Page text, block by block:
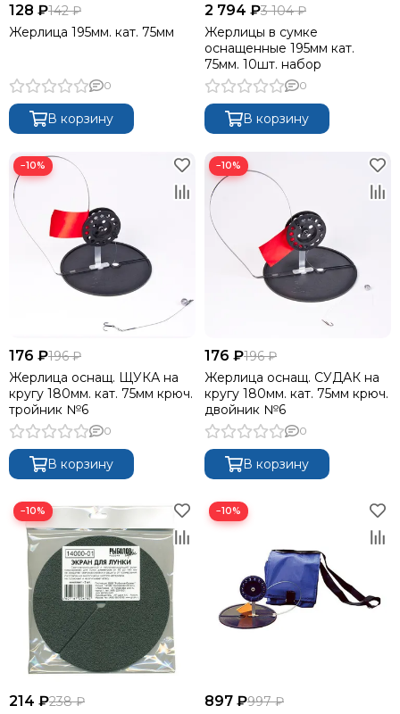
128 ₽142 ₽
Жерлица 195мм. кат. 75мм
0
В корзину
2 794 ₽3 104 ₽
Жерлицы в сумке
оснащенные 195мм кат.
75мм. 10шт. набор
0
В корзину
−10%
176 ₽196 ₽
Жерлица оснащ. ЩУКА на
кругу 180мм. кат. 75мм крюч.
тройник №6
0
В корзину
−10%
176 ₽196 ₽
Жерлица оснащ. СУДАК на
кругу 180мм. кат. 75мм крюч.
двойник №6
0
В корзину
−10%
214 ₽238 ₽
−10%
897 ₽997 ₽